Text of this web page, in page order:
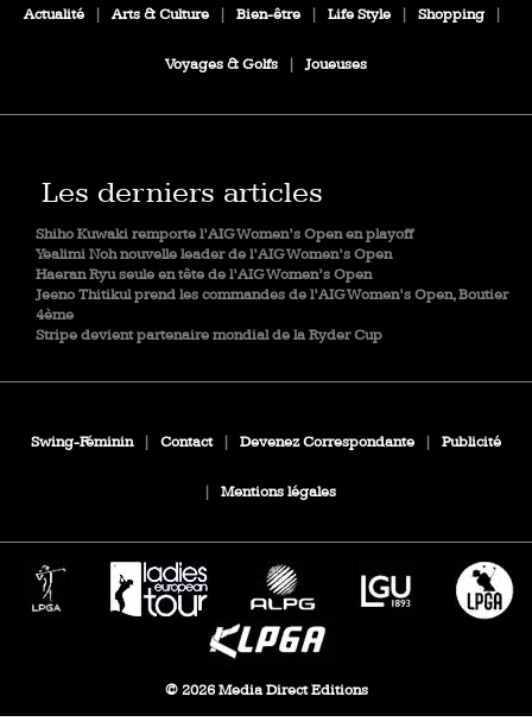
Actualité Arts & Culture Bien-être Life Style Shopping
Voyages & Golfs Joueuses
Les derniers articles
Shiho Kuwaki remporte l’AIG Women’s Open en playoff
Yealimi Noh nouvelle leader de l’AIG Women’s Open
Haeran Ryu seule en tête de l’AIG Women’s Open
Jeeno Thitikul prend les commandes de l’AIG Women’s Open, Boutier
4ème
Stripe devient partenaire mondial de la Ryder Cup
Swing-Féminin Contact Devenez Correspondante Publicité
Mentions légales
© 2026 Media Direct Editions